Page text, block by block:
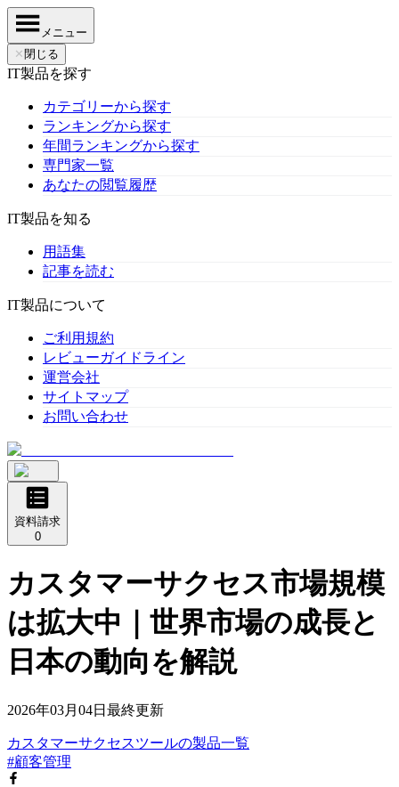
メニュー
✕ 閉じる
IT製品を探す
カテゴリーから探す
ランキングから探す
年間ランキングから探す
専門家一覧
あなたの閲覧履歴
IT製品を知る
用語集
記事を読む
IT製品について
ご利用規約
レビューガイドライン
運営会社
サイトマップ
お問い合わせ
資料請求
0
カスタマーサクセス市場規模
は拡大中｜世界市場の成長と
日本の動向を解説
2026年03月04日 最終更新
カスタマーサクセスツールの製品一覧
#顧客管理